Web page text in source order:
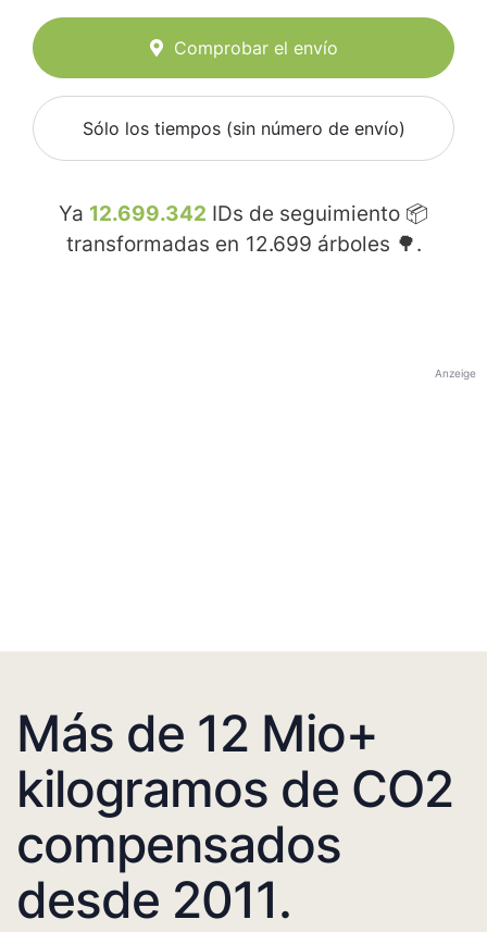
Comprobar el envío
Sólo los tiempos (sin número de envío)
Ya 12.699.342 IDs de seguimiento 📦
transformadas en 12.699 árboles 🌳.
Anzeige
Más de 12 Mio+
kilogramos de CO2
compensados
desde 2011.